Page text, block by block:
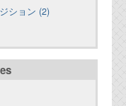
ション (2)